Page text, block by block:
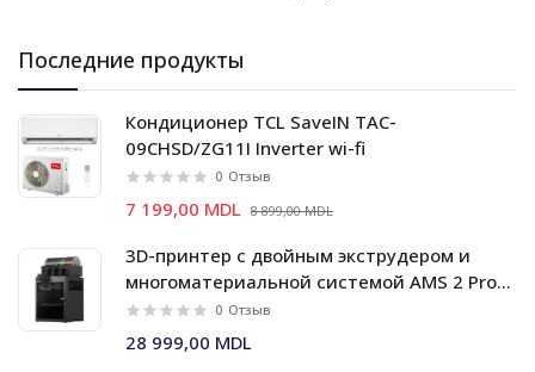
Последние продукты
Кондиционер TCL SaveIN TAC-
09CHSD/ZG11I Inverter wi-fi
0 Отзыв
7 199,00 MDL 8 899,00 MDL
3D-принтер с двойным экструдером и
многоматериальной системой AMS 2 Pro
Bambu Lab X2D Combo
0 Отзыв
28 999,00 MDL